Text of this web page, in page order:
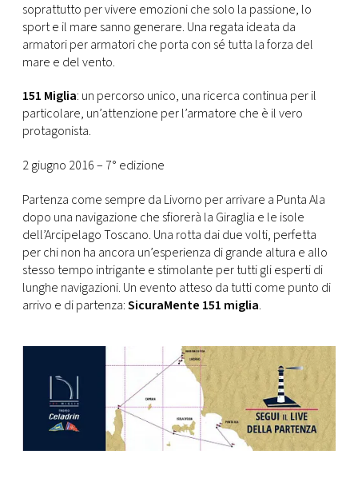
soprattutto per vivere emozioni che solo la passione, lo
sport e il mare sanno generare. Una regata ideata da
armatori per armatori che porta con sé tutta la forza del
mare e del vento.
151 Miglia: un percorso unico, una ricerca continua per il
particolare, un’attenzione per l’armatore che è il vero
protagonista.
2 giugno 2016 – 7° edizione
Partenza come sempre da Livorno per arrivare a Punta Ala
dopo una navigazione che sfiorerà la Giraglia e le isole
dell’Arcipelago Toscano. Una rotta dai due volti, perfetta
per chi non ha ancora un’esperienza di grande altura e allo
stesso tempo intrigante e stimolante per tutti gli esperti di
lunghe navigazioni. Un evento atteso da tutti come punto di
arrivo e di partenza:SicuraMente 151 miglia.